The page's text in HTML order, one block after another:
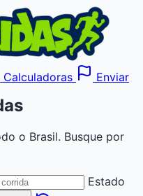
Calculadoras
Enviar
o Brasil. Busque por
Estado